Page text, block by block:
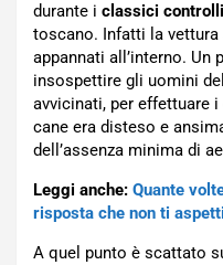
durante i classici controlli
toscano. Infatti la
appannati all’interno.
insospettire gli uomini
avvicinati, per effettuare
cane era disteso e
dell’assenza minima di
Leggi anche: Quante
risposta che non ti aspetti
A quel punto è scattato